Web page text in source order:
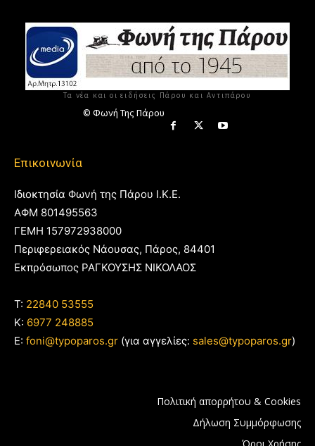
Τα νέα και οι ειδήσεις Πάρου και Αντιπάρου
© Φωνή Της Πάρου
Επικοινωνία
Ιδιοκτησία Φωνή της Πάρου Ι.Κ.Ε.
ΑΦΜ 801495563
ΓΕΜΗ 157972938000
Περιφερειακός Νάουσας, Πάρος, 84401
Εκπρόσωπος ΡΑΓΚΟΥΣΗΣ ΝΙΚΟΛΑΟΣ
T: 22840 53555
Κ: 6977 248885
E: foni@typoparos.gr (για αγγελίες: sales@typoparos.gr)
Πολιτική απορρήτου & Cookies
Δήλωση Συμμόρφωσης